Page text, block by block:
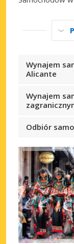
Wynajem
Alicante
Wynajem
Odbiór